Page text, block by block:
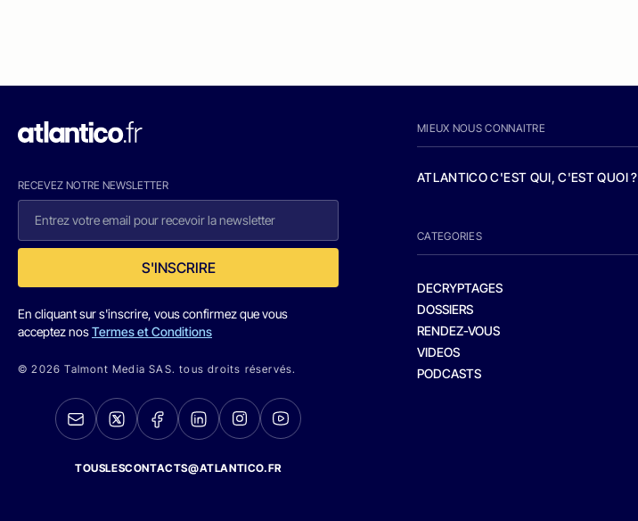
RECEVEZ NOTRE NEWSLETTER
S'INSCRIRE
En cliquant sur s'inscrire, vous confirmez que vous
acceptez nosTermes et Conditions
© 2026 Talmont Media SAS. tous droits réservés.
TOUSLESCONTACTS@ATLANTICO.FR
MIEUX NOUS CONNAITRE
ATLANTICO C'EST QUI, C'EST QUOI ?
CATEGORIES
DECRYPTAGES
DOSSIERS
RENDEZ-VOUS
VIDEOS
PODCASTS